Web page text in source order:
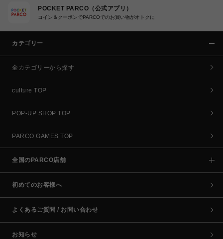
POCKET PARCO（公式アプリ）
コイン＆クーポンでPARCOでのお買い物がオトクに
カテゴリー
全カテゴリーから探す
culture TOP
POP-UP SHOP TOP
PARCO GAMES TOP
全国のPARCO店舗
初めてのお客様へ
よくあるご質問 / お問い合わせ
お知らせ